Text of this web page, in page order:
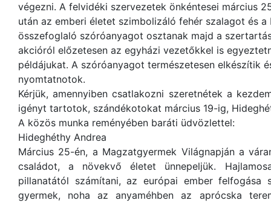
végezni. A felvidéki szervezetek önkéntesei március
után az emberi életet szimbolizáló fehér szalagot és
összefoglaló szóróanyagot osztanak majd a
akcióról előzetesen az egyházi vezetőkkel is
példájukat. A szóróanyagot természetesen elkészítik
nyomtatnotok.
Kérjük, amennyiben csatlakozni szeretnétek a
igényt tartotok, szándékotokat március 19-ig,
A közös munka reményében baráti üdvözlettel:
Hideghéthy Andrea
Március 25-én, a Magzatgyermek Világnapján a
családot, a növekvő életet ünnepeljük.
pillanatától számítani, az európai ember felfogása
gyermek, noha az anyaméhben az aprócska